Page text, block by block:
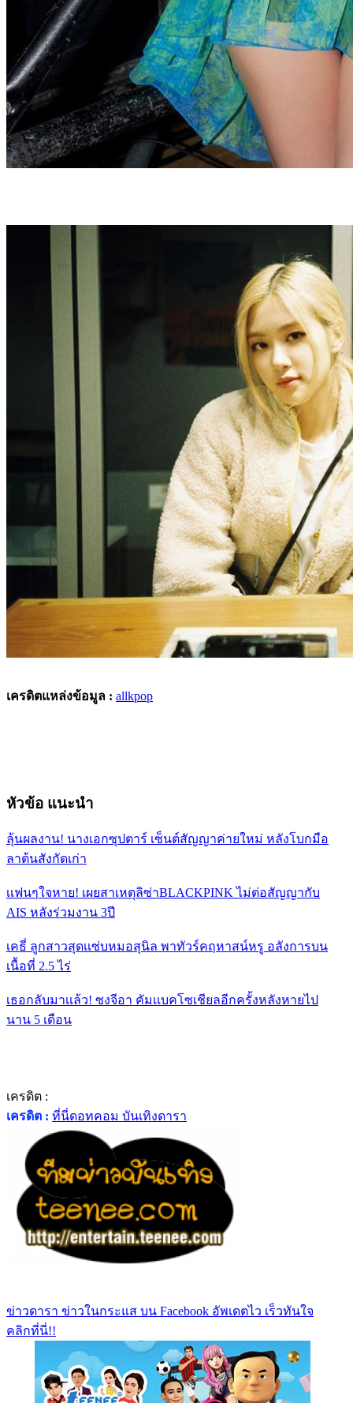
เครดิตแหล่งข้อมูล : allkpop
หัวข้อ แนะนำ
ลุ้นผลงาน! นางเอกซุปตาร์ เซ็นต์สัญญาค่ายใหม่ หลังโบกมือ
ลาต้นสังกัดเก่า
เเฟนๆใจหาย! เผยสาเหตุลิซ่าBLACKPINK ไม่ต่อสัญญากับ
AIS หลังร่วมงาน 3ปี
เคธี่ ลูกสาวสุดเเซ่บหมอสุนิล พาทัวร์คฤหาสน์หรู อลังการบน
เนื้อที่ 2.5 ไร่
เธอกลับมาเเล้ว! ซงจีอา คัมเเบคโซเชียลอีกครั้งหลังหายไป
นาน 5 เดือน
เครดิต :
เครดิต : ที่นี่ดอทคอม บันเทิงดารา
ข่าวดารา ข่าวในกระแส บน Facebook อัพเดตไว เร็วทันใจ
คลิกที่นี่!!